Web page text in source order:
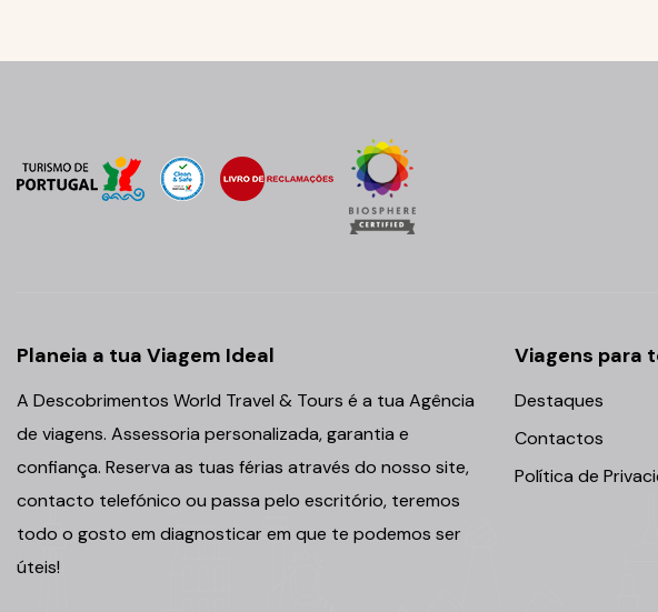
Planeia a tua Viagem Ideal
A Descobrimentos World Travel & Tours é a tua Agência
de viagens. Assessoria personalizada, garantia e
confiança. Reserva as tuas férias através do nosso site,
contacto telefónico ou passa pelo escritório, teremos
todo o gosto em diagnosticar em que te podemos ser
úteis!
Viagens para
Destaques
Contactos
Política de